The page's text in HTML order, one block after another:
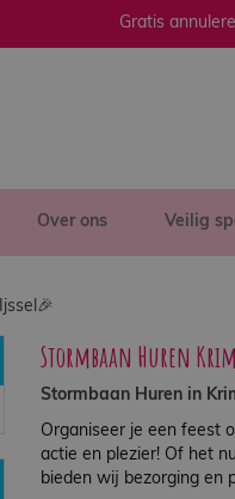
Gratis
Over ons Veilig
Stormbaan Huren
Stormbaan Huren in
Organiseer je een feest
actie en plezier! Of het
bieden wij bezorging en